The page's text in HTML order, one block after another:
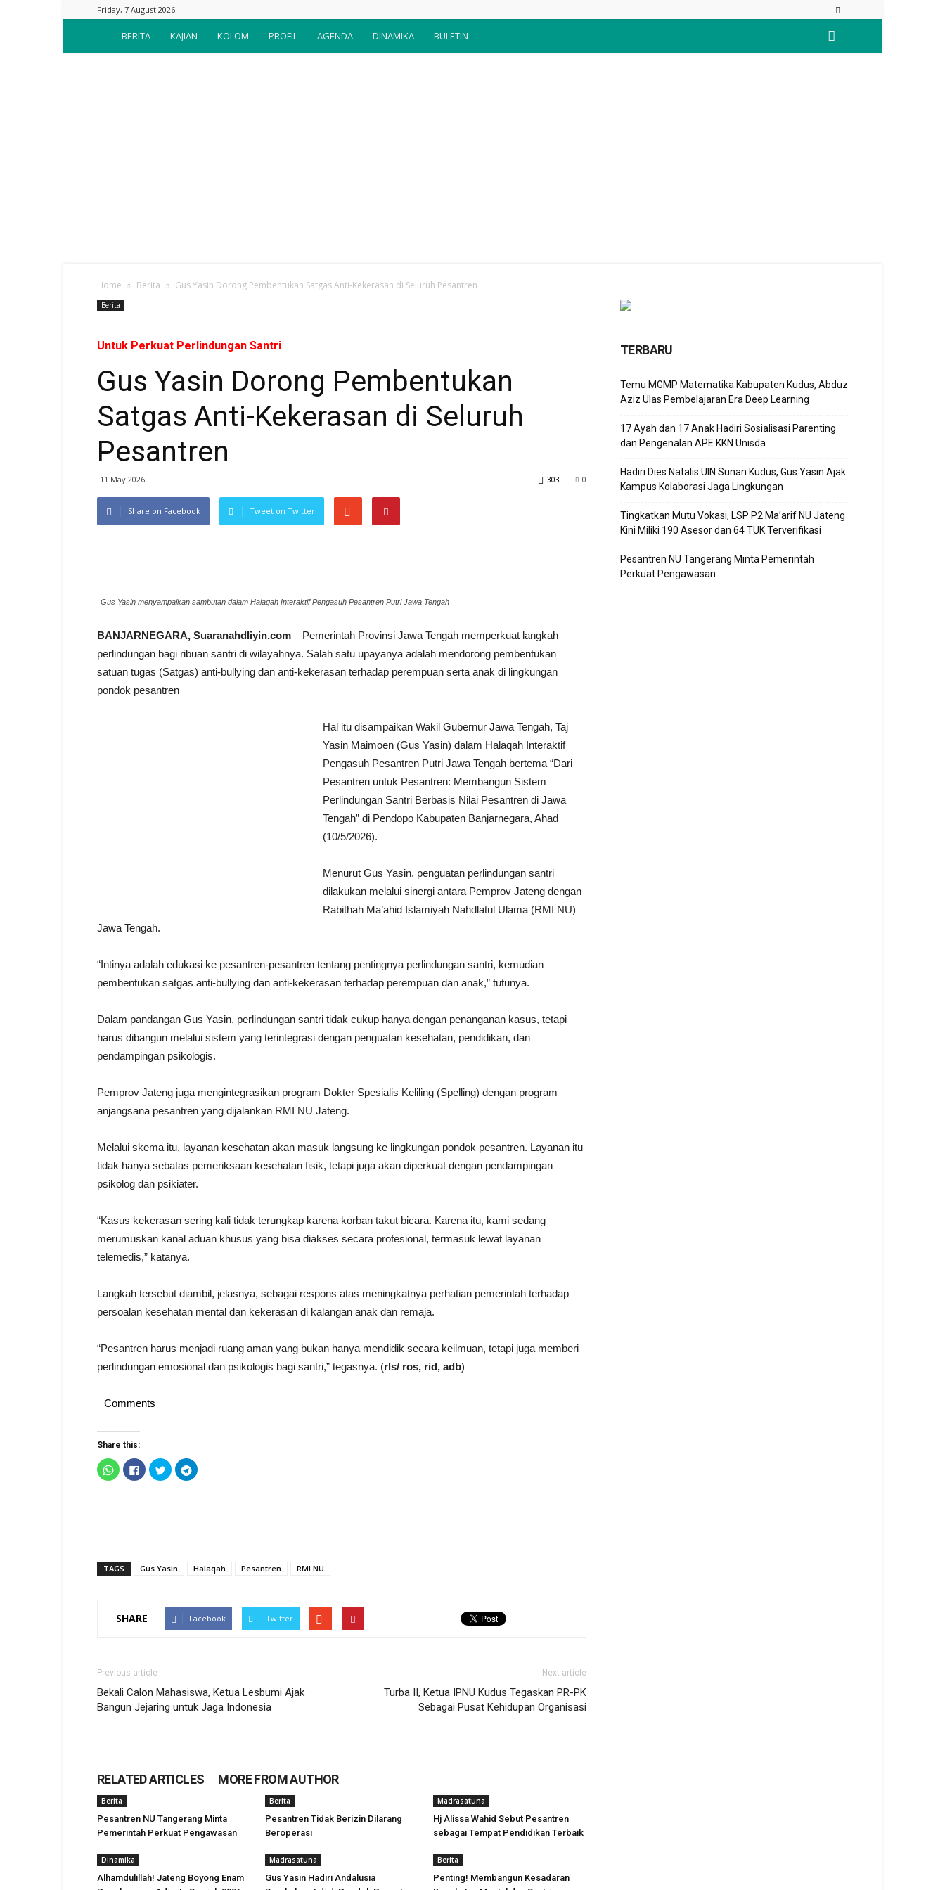
Friday, 7 August 2026.
Suara
BERITA KAJIAN KOLOM PROFIL AGENDA DINAMIKA BULETIN
Home Berita Gus Yasin Dorong Pembentukan Satgas Anti-Kekerasan di Seluruh Pesantren
Berita
Untuk Perkuat Perlindungan Santri
Gus Yasin Dorong Pembentukan
Satgas Anti-Kekerasan di Seluruh
Pesantren
11 May 2026 0
303
Share on Facebook Tweet on Twitter
Gus Yasin menyampaikan sambutan dalam Halaqah Interaktif Pengasuh Pesantren Putri Jawa Tengah
BANJARNEGARA, Suaranahdliyin.com – Pemerintah Provinsi Jawa Tengah memperkuat langkah
perlindungan bagi ribuan santri di wilayahnya. Salah satu upayanya adalah mendorong pembentukan
satuan tugas (Satgas) anti-bullying dan anti-kekerasan terhadap perempuan serta anak di lingkungan
pondok pesantren
Hal itu disampaikan Wakil Gubernur Jawa Tengah, Taj
Yasin Maimoen (Gus Yasin) dalam Halaqah Interaktif
Pengasuh Pesantren Putri Jawa Tengah bertema “Dari
Pesantren untuk Pesantren: Membangun Sistem
Perlindungan Santri Berbasis Nilai Pesantren di Jawa
Tengah” di Pendopo Kabupaten Banjarnegara, Ahad
(10/5/2026).
Menurut Gus Yasin, penguatan perlindungan santri
dilakukan melalui sinergi antara Pemprov Jateng dengan
Rabithah Ma’ahid Islamiyah Nahdlatul Ulama (RMI NU)
Jawa Tengah.
“Intinya adalah edukasi ke pesantren-pesantren tentang pentingnya perlindungan santri, kemudian
pembentukan satgas anti-bullying dan anti-kekerasan terhadap perempuan dan anak,” tutunya.
Dalam pandangan Gus Yasin, perlindungan santri tidak cukup hanya dengan penanganan kasus, tetapi
harus dibangun melalui sistem yang terintegrasi dengan penguatan kesehatan, pendidikan, dan
pendampingan psikologis.
Pemprov Jateng juga mengintegrasikan program Dokter Spesialis Keliling (Spelling) dengan program
anjangsana pesantren yang dijalankan RMI NU Jateng.
Melalui skema itu, layanan kesehatan akan masuk langsung ke lingkungan pondok pesantren. Layanan itu
tidak hanya sebatas pemeriksaan kesehatan fisik, tetapi juga akan diperkuat dengan pendampingan
psikolog dan psikiater.
“Kasus kekerasan sering kali tidak terungkap karena korban takut bicara. Karena itu, kami sedang
merumuskan kanal aduan khusus yang bisa diakses secara profesional, termasuk lewat layanan
telemedis,” katanya.
Langkah tersebut diambil, jelasnya, sebagai respons atas meningkatnya perhatian pemerintah terhadap
persoalan kesehatan mental dan kekerasan di kalangan anak dan remaja.
“Pesantren harus menjadi ruang aman yang bukan hanya mendidik secara keilmuan, tetapi juga memberi
perlindungan emosional dan psikologis bagi santri,” tegasnya. (rls/ ros, rid, adb)
Comments
Share this:
Click
to
share
Click
to
share
Click
to
share
Click
to
TAGS Gus Yasin Halaqah Pesantren RMI NU
SHARE Facebook Twitter
Previous article
Bekali Calon Mahasiswa, Ketua Lesbumi Ajak
Bangun Jejaring untuk Jaga Indonesia
Next article
Turba II, Ketua IPNU Kudus Tegaskan PR-PK
Sebagai Pusat Kehidupan Organisasi
RELATED ARTICLES MORE FROM AUTHOR
Berita
Pesantren NU Tangerang Minta
Pemerintah Perkuat Pengawasan
Berita
Pesantren Tidak Berizin Dilarang
Beroperasi
Madrasatuna
Hj Alissa Wahid Sebut Pesantren
sebagai Tempat Pendidikan Terbaik
Dinamika
Alhamdulillah! Jateng Boyong Enam
Madrasatuna
Gus Yasin Hadiri Andalusia
Berita
Penting! Membangun Kesadaran
TERBARU
Temu MGMP Matematika Kabupaten Kudus, Abduz
Aziz Ulas Pembelajaran Era Deep Learning
17 Ayah dan 17 Anak Hadiri Sosialisasi Parenting
dan Pengenalan APE KKN Unisda
Hadiri Dies Natalis UIN Sunan Kudus, Gus Yasin Ajak
Kampus Kolaborasi Jaga Lingkungan
Tingkatkan Mutu Vokasi, LSP P2 Ma’arif NU Jateng
Kini Miliki 190 Asesor dan 64 TUK Terverifikasi
Pesantren NU Tangerang Minta Pemerintah
Perkuat Pengawasan